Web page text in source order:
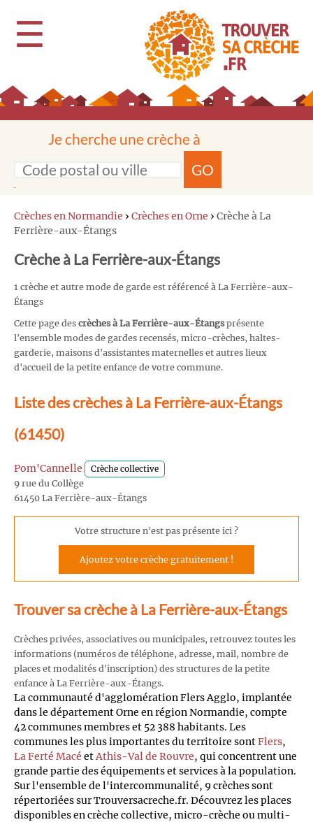
☰
Je cherche une crèche à
GO
Crèches en Normandie › Crèches en Orne › Crèche à La
Ferrière-aux-Étangs
Crèche à La Ferrière-aux-Étangs
1 crèche et autre mode de garde est référencé à La Ferrière-aux-
Étangs
Cette page des crèches à La Ferrière-aux-Étangsprésente
l'ensemble modes de gardes recensés, micro-crèches, haltes-
garderie, maisons d'assistantes maternelles et autres lieux
d'accueil de la petite enfance de votre commune.
Liste des crèches à La Ferrière-aux-Étangs
(61450)
Pom'Cannelle Crèche collective
9 rue du Collège
61450 La Ferrière-aux-Étangs
Votre structure n'est pas présente ici ?
Ajoutez votre crèche gratuitement !
Trouver sa crèche à La Ferrière-aux-Étangs
Crèches privées, associatives ou municipales, retrouvez toutes les
informations (numéros de téléphone, adresse, mail, nombre de
places et modalités d'inscription) des structures de la petite
enfance à La Ferrière-aux-Étangs.
La communauté d'agglomération Flers Agglo, implantée
dans le département Orne en région Normandie, compte
42 communes membres et 52 388 habitants. Les
communes les plus importantes du territoire sontFlers,
La Ferté Macé etAthis-Val de Rouvre, qui concentrent une
grande partie des équipements et services à la population.
Sur l'ensemble de l'intercommunalité, 9 crèches sont
répertoriées sur Trouversacreche.fr. Découvrez les places
disponibles en crèche collective, micro-crèche ou multi-